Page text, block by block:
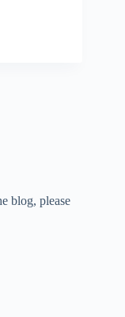
blog, please